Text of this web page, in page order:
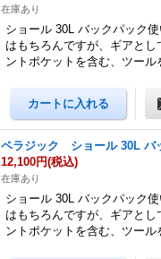
在庫あり
ショール 30L バックパック
はもちろんですが、ギアと
ントポケットを含む、ツー
ペラジック ショール 30L バ
12,100円(税込)
在庫あり
ショール 30L バックパック
はもちろんですが、ギアと
ントポケットを含む、ツー